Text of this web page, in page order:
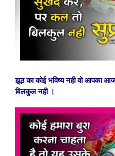
झूठ का कोई भविष्य नही वो आपका
बिलकुल नही ।